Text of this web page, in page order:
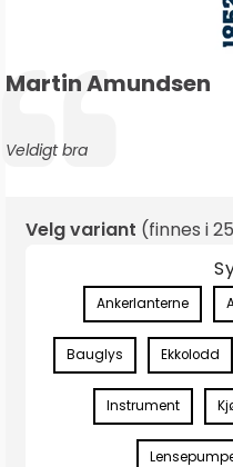
Testimonial
Forfatter:
Martin Amundsen
Tekst:
Veldigt bra
Velg variant (finnes i
Ankerlanterne
Bauglys Ekkolodd
Instrument